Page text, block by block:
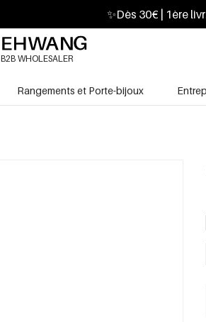
✨Dès 30€ | 1ère
B2B WHOLESALER
Rangements et Porte-bijoux